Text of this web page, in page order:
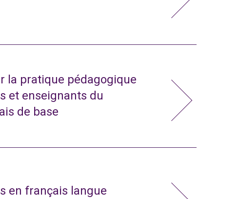
la pratique pédagogique
et enseignants du
de base
en français langue